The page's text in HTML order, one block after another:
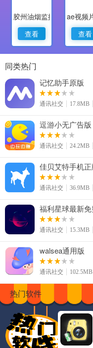
胶州油烟监控
查看
ae视频
查看
同类热门
记忆助手原版
通讯社交 17.8MB
逗游小无广告版
通讯社交 24.2MB
佳贝艾特手机正
通讯社交 36.9MB
福利星球最新
通讯社交 15.3MB
walsea通用版
通讯社交 102.5MB
热门软件